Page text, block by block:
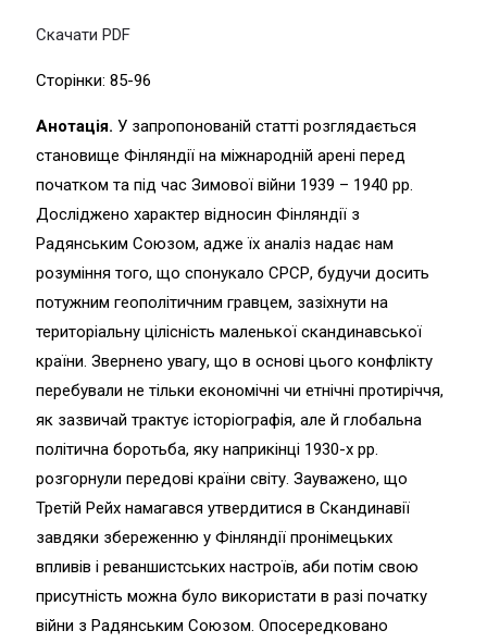
Скачати PDF
Сторінки: 85-96
Анотація.У запропонованій статті розглядається
становище Фінляндії на міжнародній арені перед
початком та під час Зимової війни 1939 – 1940 рр.
Досліджено характер відносин Фінляндії з
Радянським Союзом, адже їх аналіз надає нам
розуміння того, що спонукало СРСР, будучи досить
потужним геополітичним гравцем, зазіхнути на
територіальну цілісність маленької скандинавської
країни. Звернено увагу, що в основі цього конфлікту
перебували не тільки економічні чи етнічні протиріччя,
як зазвичай трактує історіографія, але й глобальна
політична боротьба, яку наприкінці 1930-х рр.
розгорнули передові країни світу. Зауважено, що
Третій Рейх намагався утвердитися в Скандинавії
завдяки збереженню у Фінляндії пронімецьких
впливів і реваншистських настроїв, аби потім свою
присутність можна було використати в разі початку
війни з Радянським Союзом. Опосередковано